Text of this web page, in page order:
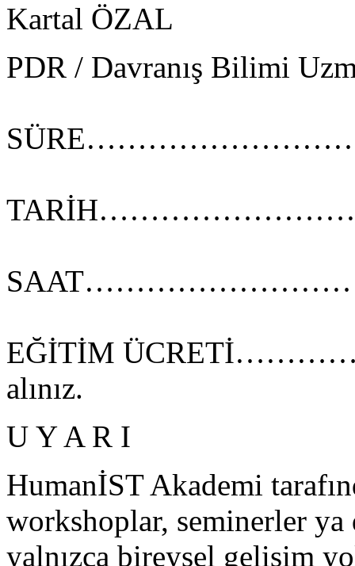
Kartal ÖZAL
PDR / Davranış Bilimi
EĞİTİM
alınız.
U Y A R I
HumanİST Akademi
workshoplar, seminerler ya
yalnızca bireysel gelişim